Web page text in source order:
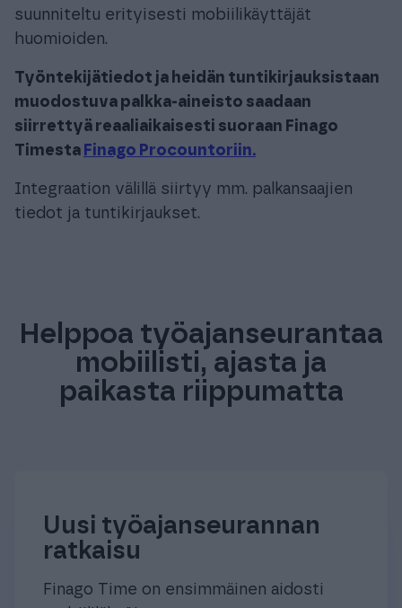
suunniteltu erityisesti mobiilikäyttäjät
huomioiden.
Työntekijätiedot ja heidän tuntikirjauksistaan
muodostuva palkka-aineisto saadaan
siirrettyä reaaliaikaisesti suoraan Finago
Timesta Finago Procountoriin.
Integraation välillä siirtyy mm. palkansaajien
tiedot ja tuntikirjaukset.
Helppoa työajanseurantaa
mobiilisti, ajasta ja
paikasta riippumatta
Uusi työajanseurannan
ratkaisu
Finago Time on ensimmäinen aidosti